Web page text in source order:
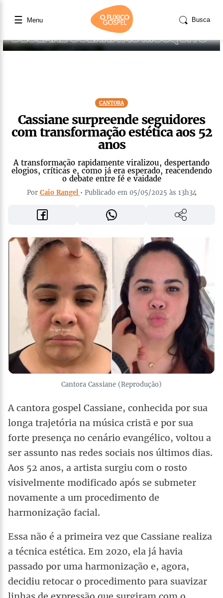
☰ Menu Busca
CANTORA
Cassiane surpreende seguidores
com transformação estética aos 52
anos
A transformação rapidamente viralizou, despertando
elogios, críticas e, como já era esperado, reacendendo
o debate entre fé e vaidade
Por Caio Rangel • Publicado em 05/05/2025 às 13h34
Cantora Cassiane (Reprodução)
A cantora gospel Cassiane, conhecida por sua
longa trajetória na música cristã e por sua
forte presença no cenário evangélico, voltou a
ser assunto nas redes sociais nos últimos dias.
Aos 52 anos, a artista surgiu com o rosto
visivelmente modificado após se submeter
novamente a um procedimento de
harmonização facial.
Essa não é a primeira vez que Cassiane realiza
a técnica estética. Em 2020, ela já havia
passado por uma harmonização e, agora,
decidiu retocar o procedimento para suavizar